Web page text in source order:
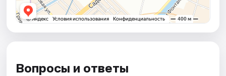
Вопросы и ответы